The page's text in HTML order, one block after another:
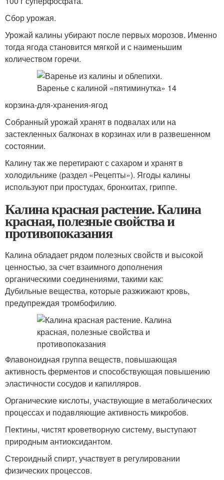
Сбор урожая.
Урожай калины убирают после первых морозов. Именно
тогда ягода становится мягкой и с наименьшим
количеством горечи.
корзина-для-хранения-ягод
Собранный урожай хранят в подвалах или на
застекленных балконах в корзинах или в развешенном
состоянии.
Калину так же перетирают с сахаром и хранят в
холодильнике (раздел «Рецепты»). Ягоды калины
используют при простудах, бронхитах, гриппе.
Калина красная растение. Калина
красная, полезные свойства и
противопоказания
Калина обладает рядом полезных свойств и высокой
ценностью, за счет взаимного дополнения
органическими соединениями, такими как:
Дубильные вещества, которые разжижают кровь,
предупреждая тромбофилию.
Флавоноидная группа веществ, повышающая
активность ферментов и способствующая повышению
эластичности сосудов и капилляров.
Органические кислоты, участвующие в метаболических
процессах и подавляющие активность микробов.
Пектины, чистят кроветворную систему, выступают
природным антиоксидантом.
Стероидный спирт, участвует в регулировании
физических процессов.